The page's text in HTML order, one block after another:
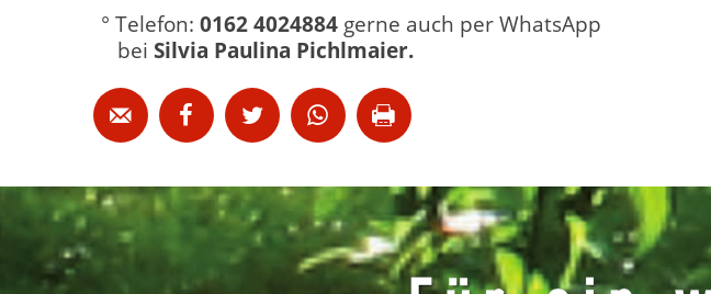
° Telefon: 0162 4024884gerne auch per WhatsApp
bei Silvia Paulina Pichlmaier.
    